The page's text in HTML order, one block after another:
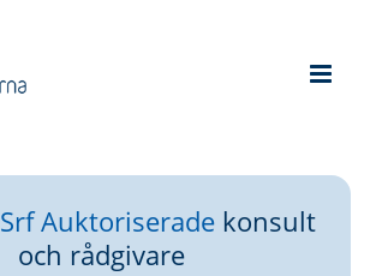
Srf Auktoriserade konsult
och rådgivare